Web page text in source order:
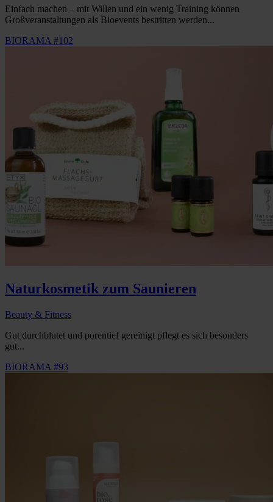
Einfach machen – mit Willen und ein wenig Training können
Großveranstaltungen als Bioevents bestritten werden...
BIORAMA #102
Naturkosmetik zum Saunieren
Beauty & Fitness
Gut durchblutet und porentief gereinigt pflegt es sich besonders
gut...
BIORAMA #93